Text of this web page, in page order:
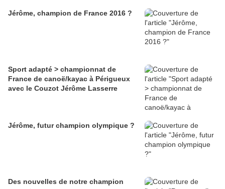
Jérôme, champion de France 2016 ?
Sport adapté > championnat de
France de canoë/kayac à Périgueux
avec le Couzot Jérôme Lasserre
Jérôme, futur champion olympique ?
Des nouvelles de notre champion